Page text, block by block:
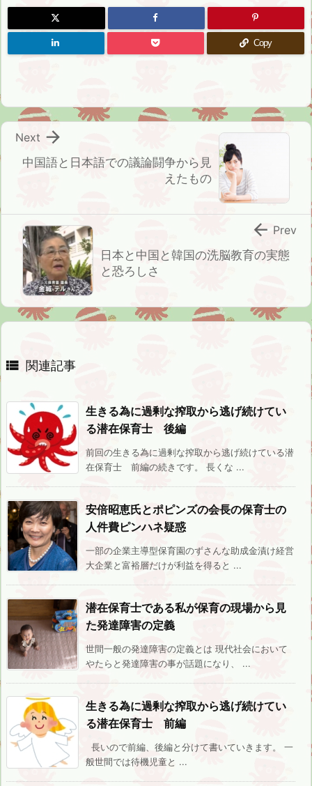
Copy
中国語と日本語での議論闘争から見
えたもの

Next
日本と中国と韓国の洗脳教育の実態
と恐ろしさ
 Prev
 関連記事
生きる為に過剰な搾取から逃げ続けてい
る潜在保育士 後編
前回の生きる為に過剰な搾取から逃げ続けている潜
在保育士 前編の続きです。 長くな ...
安倍昭恵氏とポピンズの会長の保育士の
人件費ピンハネ疑惑
一部の企業主導型保育園のずさんな助成金漬け経営
大企業と富裕層だけが利益を得ると ...
潜在保育士である私が保育の現場から見
た発達障害の定義
世間一般の発達障害の定義とは 現代社会において
やたらと発達障害の事が話題になり、 ...
生きる為に過剰な搾取から逃げ続けてい
る潜在保育士 前編
長いので前編、後編と分けて書いていきます。 一
般世間では待機児童と ...